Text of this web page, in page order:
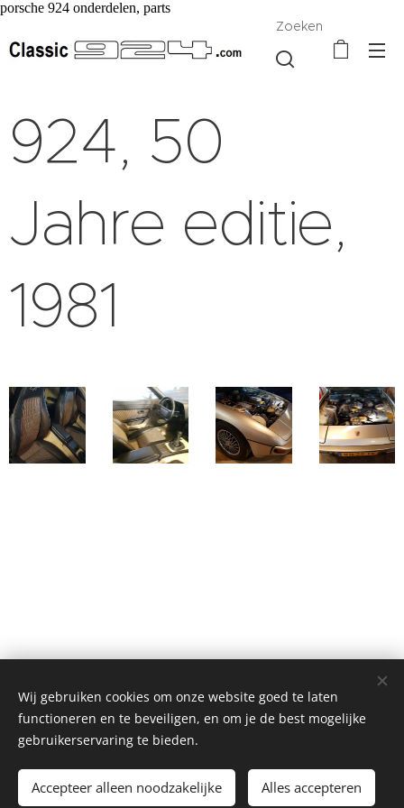
porsche 924 onderdelen, parts
Zoeken
924, 50
Jahre editie,
1981
Classic 924, Platinaweg 10, 6662PP, Elst, telf: 0031657047883 ,
The Netherlands
Cookies
Talen
Wij gebruiken cookies om onze website goed te laten
functioneren en te beveiligen, en om je de best mogelijke
gebruikerservaring te bieden.
Accepteer alleen noodzakelijke Alles accepteren